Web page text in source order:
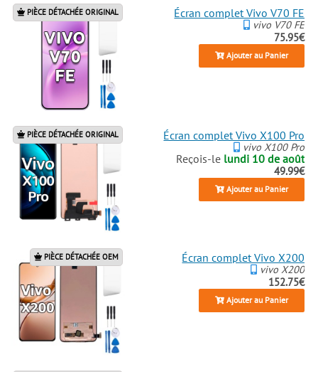
PIÈCE DÉTACHÉE ORIGINAL Écran complet Vivo V70 FE
vivo V70 FE
75.95€
Ajouter au Panier
PIÈCE DÉTACHÉE ORIGINAL Écran complet Vivo X100 Pro
vivo X100 Pro
Reçois-le lundi 10 de août
49.99€
Ajouter au Panier
PIÈCE DÉTACHÉE OEM Écran complet Vivo X200
vivo X200
152.75€
Ajouter au Panier